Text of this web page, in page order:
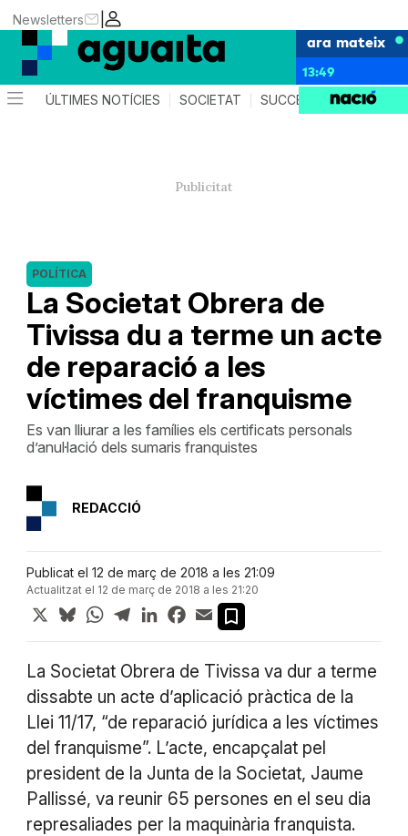
|
Newsletters
ara mateix
13:49
ÚLTIMES NOTÍCIES SOCIETAT SUCCESSOS AGENDA
La Societat Obrera de
Tivissa du a terme un acte
de reparació a les
víctimes del franquisme
POLÍTICA
Es van lliurar a les famílies els certificats personals
d’anul·lació dels sumaris franquistes
REDACCIÓ
Publicat el 12 de març de 2018 a les 21:09
Actualitzat el 12 de març de 2018 a les 21:20
X BlueskyWhatsApp
TelegramLinkedInFacebook
Email
La Societat Obrera de Tivissa va dur a terme
dissabte un acte d’aplicació pràctica de la
Llei 11/17, “de reparació jurídica a les víctimes
del franquisme”. L’acte, encapçalat pel
president de la Junta de la Societat, Jaume
Pallissé, va reunir 65 persones en el seu dia
represaliades per la maquinària franquista.